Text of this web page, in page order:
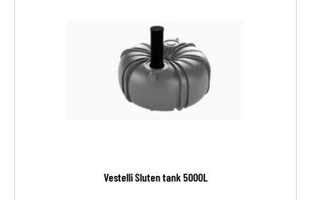
Vestelli Sluten tank 5000L